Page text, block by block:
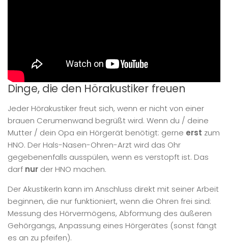
Dinge, die den Hörakustiker freuen
Jeder Hörakustiker freut sich, wenn er nicht von einer
brauen Cerumenwand begrüßt wird. Wenn du / deine
Mutter / dein Opa ein Hörgerät benötigt: gerne erst zum
HNO. Der Hals-Nasen-Ohren-Arzt wird das Ohr
gegebenenfalls ausspülen, wenn es verstopft ist. Das
darf nur der HNO machen.
Der AkustikerIn kann im Anschluss direkt mit seiner Arbeit
beginnen, die nur funktioniert, wenn die Ohren frei sind:
Messung des Hörvermögens, Abformung des äußeren
Gehörgangs, Anpassung eines Hörgerätes (sonst fängt
es an zu pfeifen).